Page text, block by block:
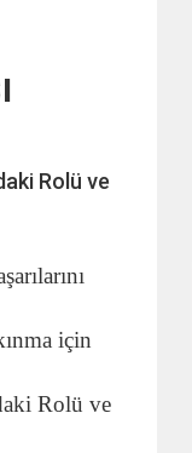
Rolü ve
için
Rolü ve